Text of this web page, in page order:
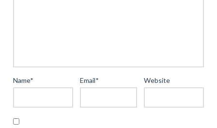
Name* Email* Website